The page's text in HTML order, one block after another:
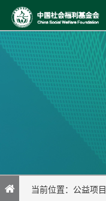
当前位置： 公益项目